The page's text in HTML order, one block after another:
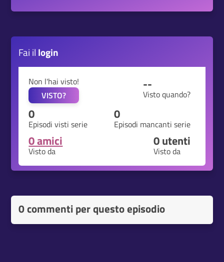
Fai il login
Non l'hai visto!
VISTO?
--
Visto quando?
0
Episodi visti serie
0
Episodi mancanti serie
0 amici
Visto da
0utenti
Visto da
0 commenti per questo episodio